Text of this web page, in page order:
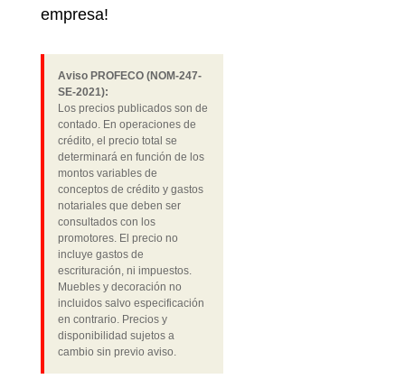
empresa!
Aviso PROFECO (NOM-247-
SE-2021):
Los precios publicados son de
contado. En operaciones de
crédito, el precio total se
determinará en función de los
montos variables de
conceptos de crédito y gastos
notariales que deben ser
consultados con los
promotores. El precio no
incluye gastos de
escrituración, ni impuestos.
Muebles y decoración no
incluidos salvo especificación
en contrario. Precios y
disponibilidad sujetos a
cambio sin previo aviso.